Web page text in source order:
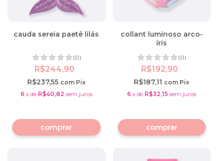
cauda sereia paetê lilás
(0)
R$244,90
R$237,55 com Pix
6 x de R$40,82 sem juros
comprar
collant luminoso arco-
íris
(0)
R$192,90
R$187,11 com Pix
6 xde R$32,15 sem juros
comprar